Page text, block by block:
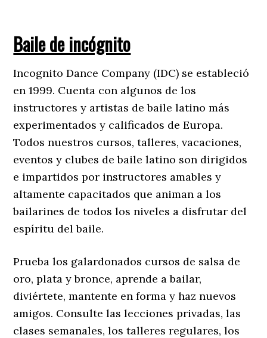
Baile de incógnito
Incognito Dance Company (IDC) se estableció
en 1999. Cuenta con algunos de los
instructores y artistas de baile latino más
experimentados y calificados de Europa.
Todos nuestros cursos, talleres, vacaciones,
eventos y clubes de baile latino son dirigidos
e impartidos por instructores amables y
altamente capacitados que animan a los
bailarines de todos los niveles a disfrutar del
espíritu del baile.
Prueba los galardonados cursos de salsa de
oro, plata y bronce, aprende a bailar,
diviértete, mantente en forma y haz nuevos
amigos. Consulte las lecciones privadas, las
clases semanales, los talleres regulares, los